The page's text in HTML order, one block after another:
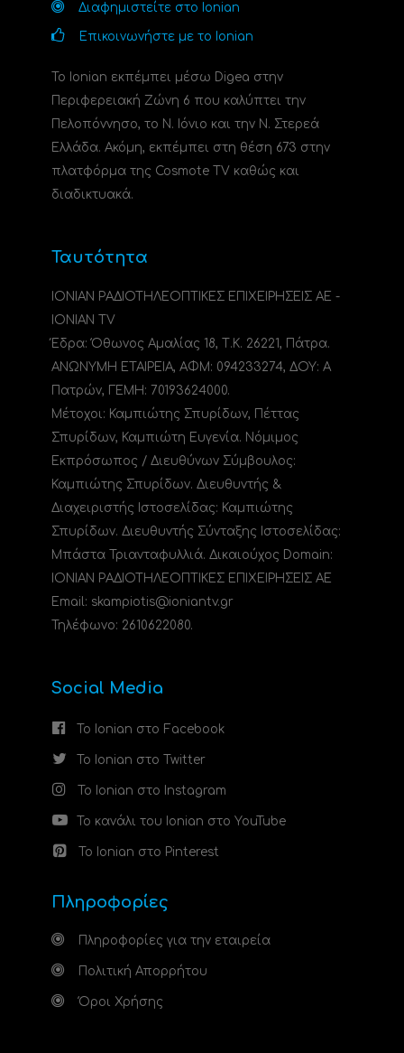
Διαφημιστείτε στο Ionian
Επικοινωνήστε με το Ionian
Το Ionian εκπέμπει μέσω Digea στην
Περιφερειακή Ζώνη 6 που καλύπτει την
Πελοπόννησο, το N. Ιόνιο και την Ν. Στερεά
Ελλάδα. Ακόμη, εκπέμπει στη θέση 673 στην
πλατφόρμα της Cosmote TV καθώς και
διαδικτυακά.
Ταυτότητα
ΙΟΝΙΑΝ ΡΑΔΙΟΤΗΛΕΟΠΤΙΚΕΣ ΕΠΙΧΕΙΡΗΣΕΙΣ ΑΕ -
IONIAN TV
Έδρα: Όθωνος Αμαλίας 18, Τ.Κ. 26221, Πάτρα.
ΑΝΩΝΥΜΗ ΕΤΑΙΡΕΙΑ, ΑΦΜ: 094233274, ΔΟΥ: A
Πατρών, ΓΕΜΗ: 70193624000.
Μέτοχοι: Καμπιώτης Σπυρίδων, Πέττας
Σπυρίδων, Καμπιώτη Ευγενία. Νόμιμος
Εκπρόσωπος / Διευθύνων Σύμβουλος:
Καμπιώτης Σπυρίδων. Διευθυντής &
Διαχειριστής Ιστοσελίδας: Καμπιώτης
Σπυρίδων. Διευθυντής Σύνταξης Ιστοσελίδας:
Μπάστα Τριανταφυλλιά. Δικαιούχος Domain:
ΙΟΝΙΑΝ ΡΑΔΙΟΤΗΛΕΟΠΤΙΚΕΣ ΕΠΙΧΕΙΡΗΣΕΙΣ ΑΕ
Email: skampiotis@ioniantv.gr
Τηλέφωνο: 2610622080.
Social Media
Το Ionian στο Facebook
Το Ionian στο Twitter
Το Ionian στο Instagram
Το κανάλι του Ionian στο YouTube
Το Ionian στο Pinterest
Πληροφορίες
Πληροφορίες για την εταιρεία
Πολιτική Απορρήτου
Όροι Χρήσης